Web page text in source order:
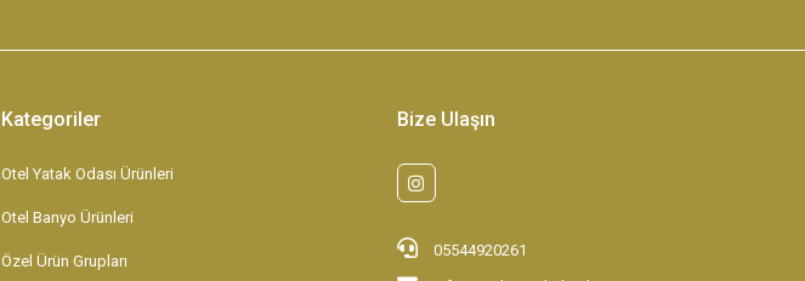
Kategoriler
Otel Yatak Odası Ürünleri
Otel Banyo Ürünleri
Özel Ürün Grupları
Bize Ulaşın
05544920261